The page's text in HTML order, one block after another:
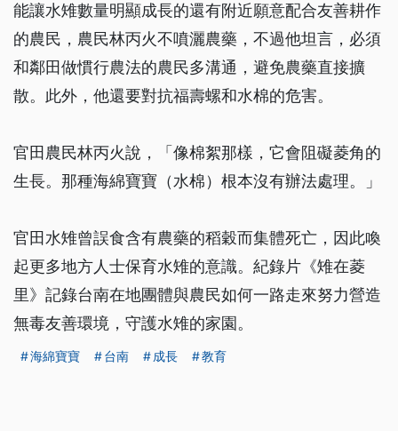
能讓水雉數量明顯成長的還有附近願意配合友善耕作
的農民，農民林丙火不噴灑農藥，不過他坦言，必須
和鄰田做慣行農法的農民多溝通，避免農藥直接擴
散。此外，他還要對抗福壽螺和水棉的危害。
官田農民林丙火說，「像棉絮那樣，它會阻礙菱角的
生長。那種海綿寶寶（水棉）根本沒有辦法處理。」
官田水雉曾誤食含有農藥的稻穀而集體死亡，因此喚
起更多地方人士保育水雉的意識。紀錄片《雉在菱
里》記錄台南在地團體與農民如何一路走來努力營造
無毒友善環境，守護水雉的家園。
海綿寶寶 台南 成長 教育